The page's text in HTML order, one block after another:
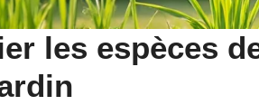
les espèces